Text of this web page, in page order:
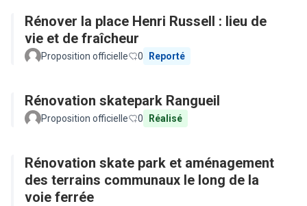
Rénover la place Henri Russell : lieu de
vie et de fraîcheur
Proposition officielle 0 Reporté
Rénovation skatepark Rangueil
Proposition officielle 0 Réalisé
Rénovation skate park et aménagement
des terrains communaux le long de la
voie ferrée